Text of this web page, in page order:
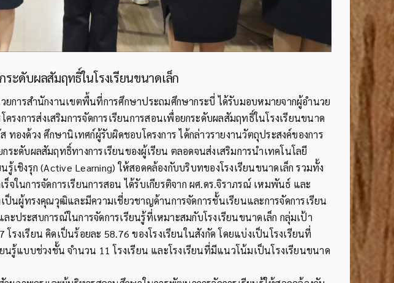
ะดับผลสัมฤทธิ์ในโรงเรียนขนาดเล็ก
การสำนักงานเขตพื้นที่การศึกษาประถมศึกษากระบี่ ได้รับมอบหมายจากผู้อำนวย
งการส่งเสริมการจัดการเรียนการสอนเพื่อยกระดับผลสัมฤทธิ์ในโรงเรียนขนาด
งด้วง ศึกษานิเทศก์ผู้รับผิดชอบโครงการ ได้กล่าวรายงานวัตถุประสงค์ของการ
ะดับผลสัมฤทธิ์ทางการเรียนของผู้เรียน ตลอดจนส่งเสริมการนำเทคโนโลยี
ชิงรุก (Active Learning) ให้สอดคล้องกับบริบทของโรงเรียนขนาดเล็ก รวมทั้ง
นการจัดการเรียนการสอน ได้รับเกียรติจาก ผศ.ดร.จิราภรณ์ เหมพันธ์ และ
นผู้ทรงคุณวุฒิและมีความเชี่ยวชาญด้านการจัดการชั้นเรียนและการจัดการเรียน
ระสบการณ์ในการจัดการเรียนรู้ที่เหมาะสมกับโรงเรียนขนาดเล็ก กลุ่มเป้า
งเรียน คิดเป็นร้อยละ 58.76 ของโรงเรียนในสังกัด โดยแบ่งเป็นโรงเรียนที่
นรู้แบบช่วงชั้น จำนวน 11 โรงเรียน และโรงเรียนที่มีแนวโน้มเป็นโรงเรียนขนาด